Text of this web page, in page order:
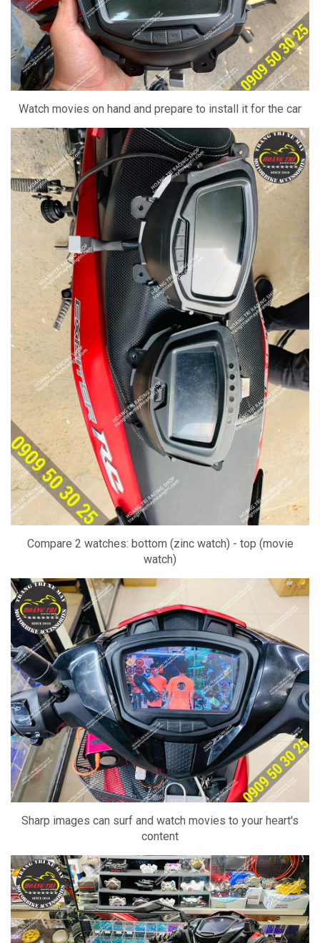
Watch movies on hand and prepare to install it for the car
Compare 2 watches: bottom (zinc watch) - top (movie
watch)
Sharp images can surf and watch movies to your heart's
content